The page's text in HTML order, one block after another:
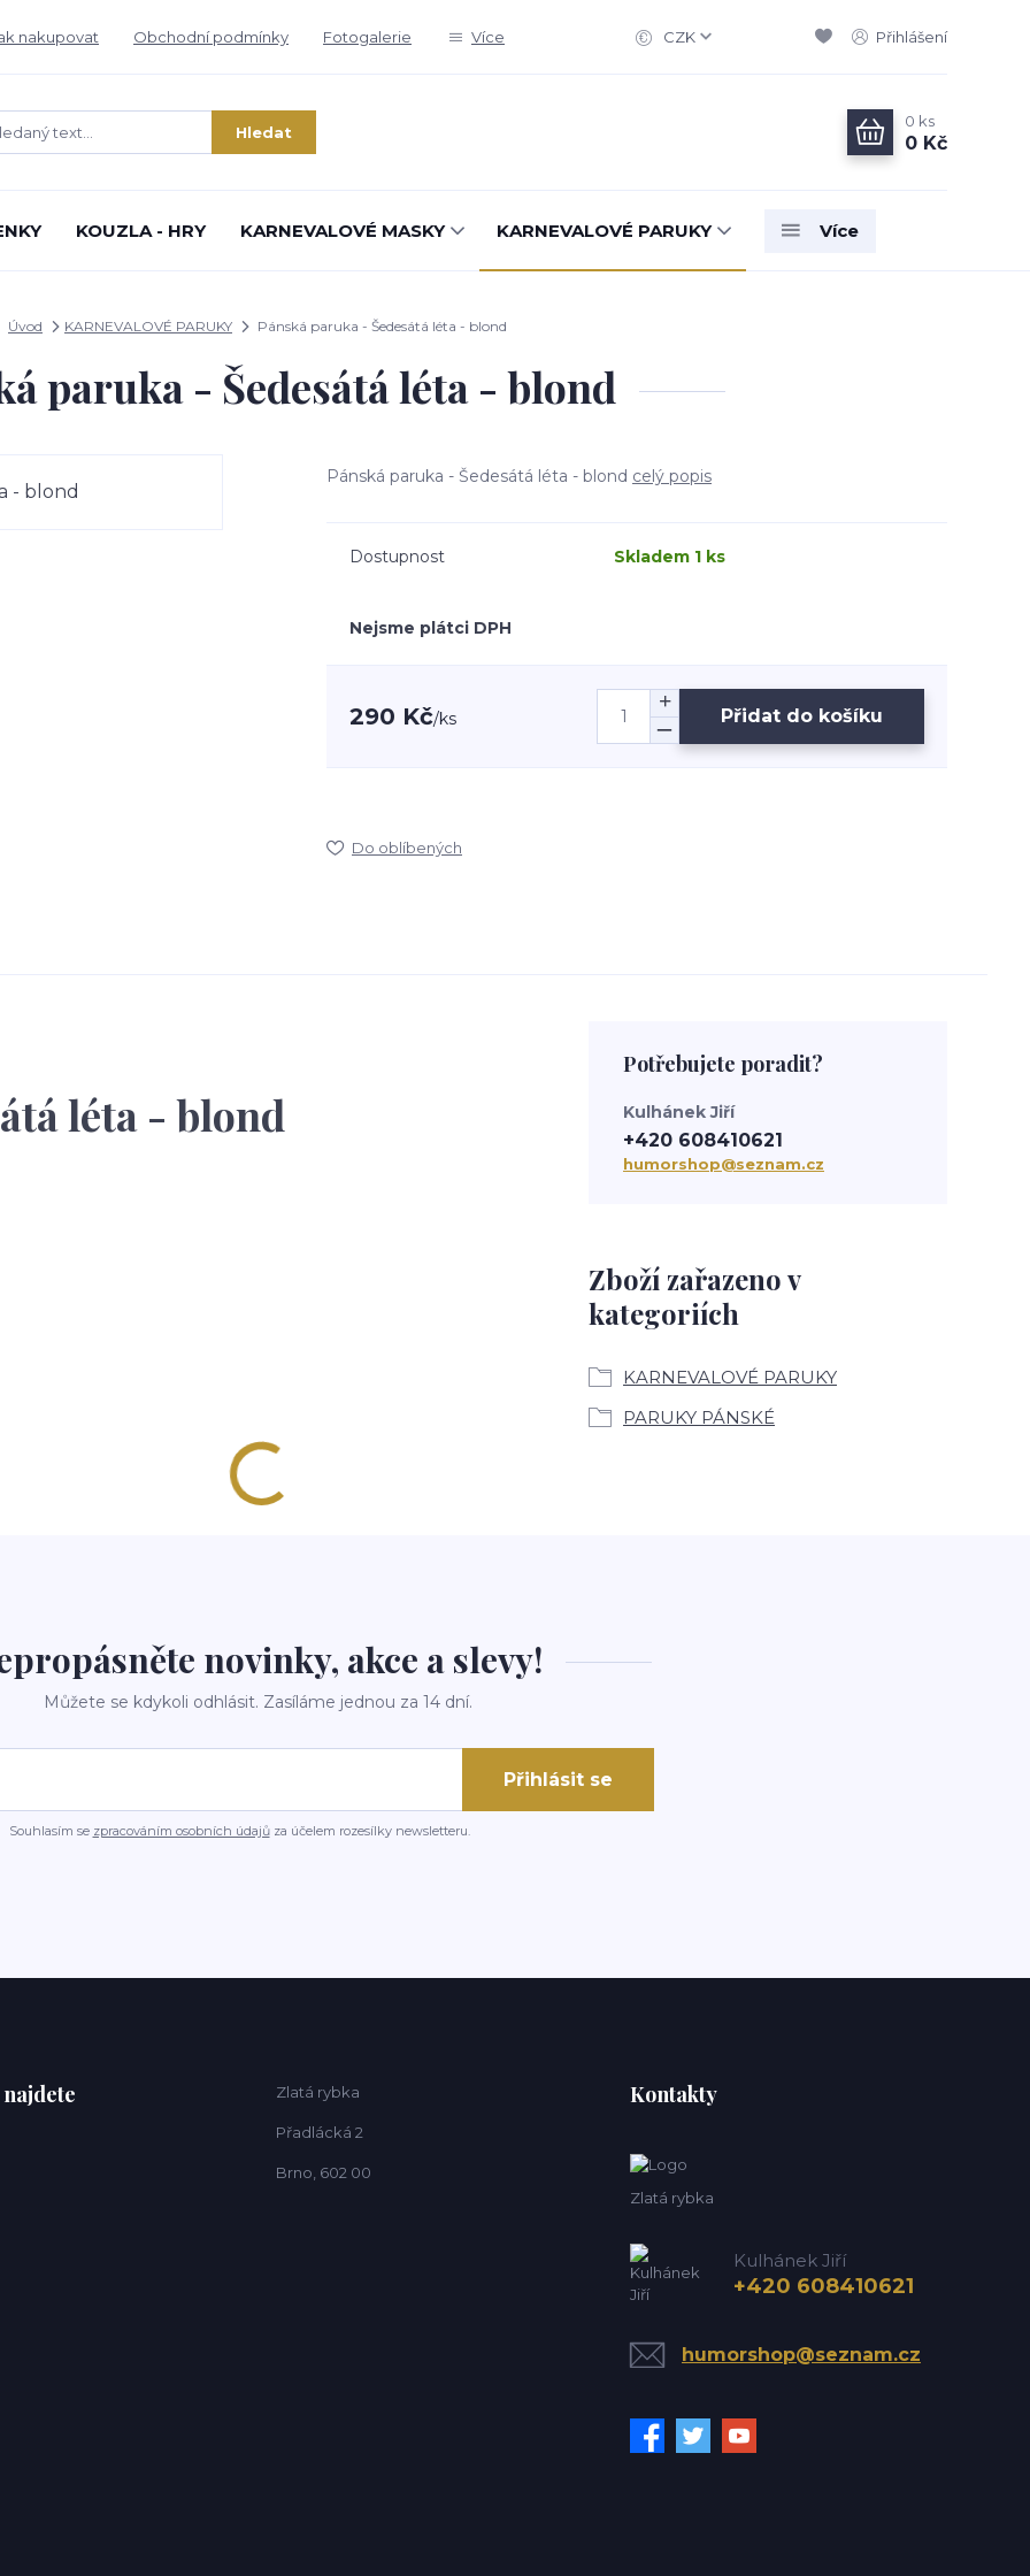
nakupovat Obchodní podmínky Fotogalerie Více CZK Přihlášení
Hledat
0 ks
0 Kč
KOUZLA - HRY KARNEVALOVÉ MASKY KARNEVALOVÉ PARUKY Více
Úvod KARNEVALOVÉ PARUKY Pánská paruka - Šedesátá léta - blond
paruka - Šedesátá léta - blond
Pánská paruka - Šedesátá léta - blond celý popis
Dostupnost Skladem 1 ks
Nejsme plátci DPH
290 Kč/ks Přidat do košíku
Do oblíbených
léta - blond
Zboží zařazeno v
kategoriích
KARNEVALOVÉ PARUKY
PARUKY PÁNSKÉ
Potřebujete poradit?
Kulhánek Jiří
+420 608410621
humorshop@seznam.cz
novinky, akce a slevy!
Můžete se kdykoli odhlásit. Zasíláme jednou za 14 dní.
Přihlásit se
Souhlasím se zpracováním osobních údajůza účelem rozesílky newsletteru.
Zlatá rybka
Přadlácká 2
Brno, 602 00
Kontakty
Zlatá rybka
Kulhánek Jiří
+420 608410621
humorshop@seznam.cz